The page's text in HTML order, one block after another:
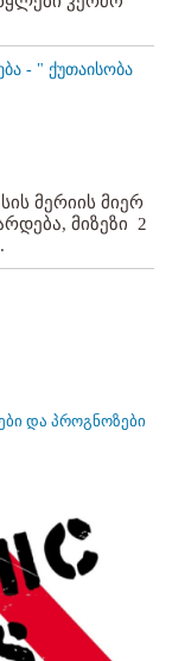
- " ქუთაისობა
მერიის მიერ
მიზეზი 2
და პროგნოზები